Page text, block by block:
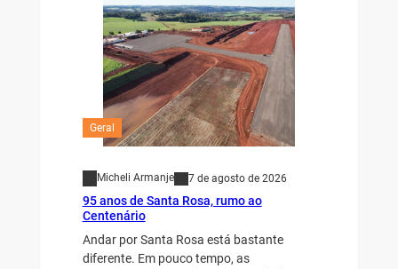
Geral
Micheli Armanje 7 de agosto de 2026
95 anos de Santa Rosa, rumo ao
Centenário
Andar por Santa Rosa está bastante
diferente. Em pouco tempo, as